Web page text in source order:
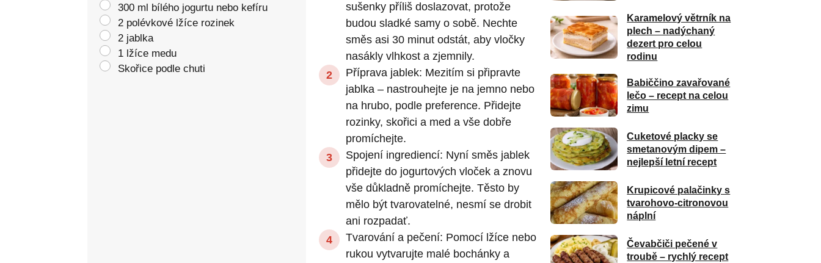
300 ml bílého jogurtu nebo kefíru
2 polévkové lžíce rozinek
2 jablka
1 lžíce medu
Skořice podle chuti
sušenky příliš doslazovat, protože
budou sladké samy o sobě. Nechte
směs asi 30 minut odstát, aby vločky
nasákly vlhkost a zjemnily.
Příprava jablek: Mezitím si připravte
jablka – nastrouhejte je na jemno nebo
na hrubo, podle preference. Přidejte
rozinky, skořici a med a vše dobře
promíchejte.
Spojení ingrediencí: Nyní směs jablek
přidejte do jogurtových vloček a znovu
vše důkladně promíchejte. Těsto by
mělo být tvarovatelné, nesmí se drobit
ani rozpadať.
Tvarování a pečení: Pomocí lžíce nebo
rukou vytvarujte malé bochánky a
Karamelový větrník na
plech – nadýchaný
dezert pro celou
rodinu
Babiččino zavařované
lečo – recept na celou
zimu
Cuketové placky se
smetanovým dipem –
nejlepší letní recept
Krupicové palačinky s
tvarohovo-citronovou
náplní
Čevabčiči pečené v
troubě – rychlý recept